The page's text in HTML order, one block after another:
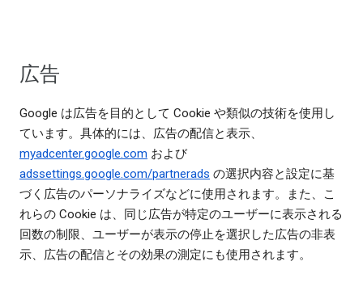
広告
Google は広告を目的として Cookie や類似の技術を使用し
ています。具体的には、広告の配信と表示、
myadcenter.google.com および
adssettings.google.com/partnerads の選択内容と設定に基
づく広告のパーソナライズなどに使用されます。また、こ
れらの Cookie は、同じ広告が特定のユーザーに表示される
回数の制限、ユーザーが表示の停止を選択した広告の非表
示、広告の配信とその効果の測定にも使用されます。